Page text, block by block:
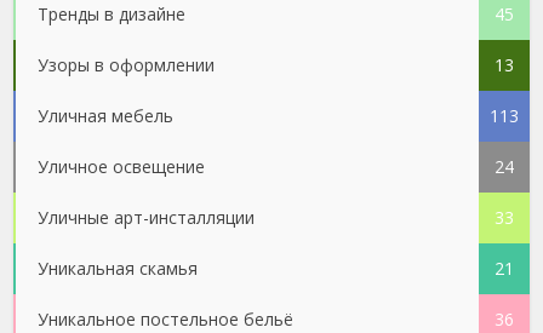
Тренды в дизайне 45
Узоры в оформлении 13
Уличная мебель 113
Уличное освещение 24
Уличные арт-инсталляции 33
Уникальная скамья 21
Уникальное постельное бельё 36